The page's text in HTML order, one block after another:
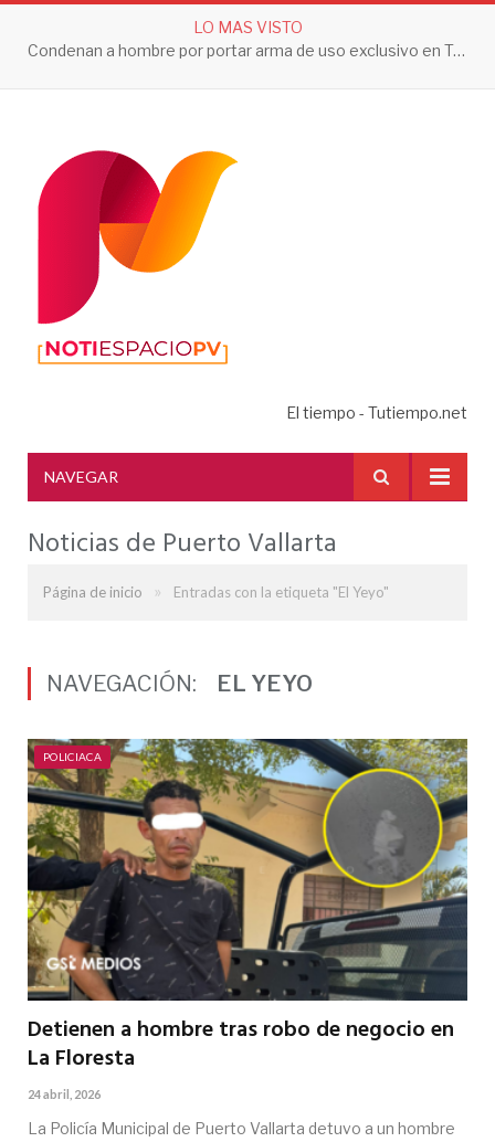
LO MAS VISTO
Condenan a hombre por portar arma de uso exclusivo en Tepic
El tiempo - Tutiempo.net
NAVEGAR
Noticias de Puerto Vallarta
Página de inicio » Entradas con la etiqueta "El Yeyo"
NAVEGACIÓN: EL YEYO
POLICIACA
Detienen a hombre tras robo de negocio en
La Floresta
24 abril, 2026
La Policía Municipal de Puerto Vallarta detuvo a un hombre